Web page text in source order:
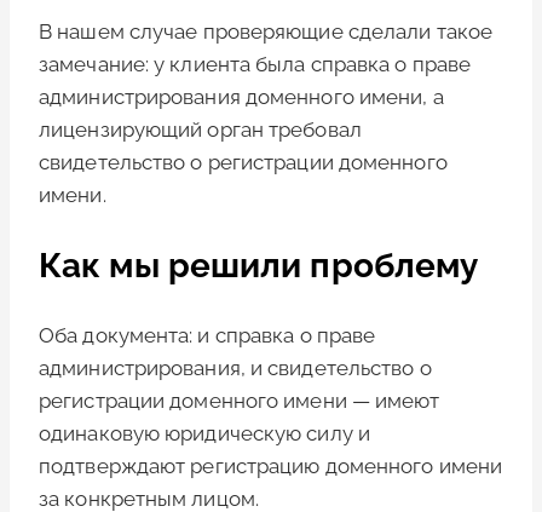
В нашем случае проверяющие сделали такое
замечание: у клиента была справка о праве
администрирования доменного имени, а
лицензирующий орган требовал
свидетельство о регистрации доменного
имени.
Как мы решили проблему
Оба документа: и справка о праве
администрирования, и свидетельство о
регистрации доменного имени — имеют
одинаковую юридическую силу и
подтверждают регистрацию доменного имени
за конкретным лицом.